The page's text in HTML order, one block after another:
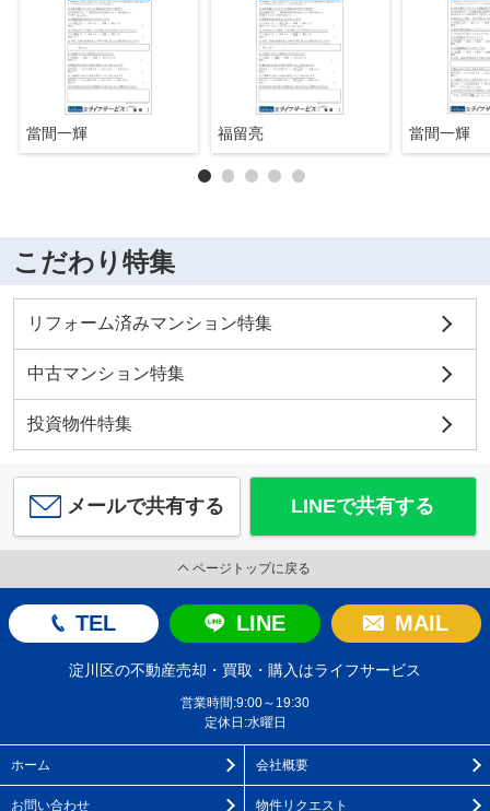
當間一輝 福留亮 當間一輝
こだわり特集
リフォーム済みマンション特集
中古マンション特集
投資物件特集
メールで共有する LINEで共有する
ページトップに戻る
TEL LINE MAIL
淀川区の不動産売却・買取・購入はライフサービス
営業時間:9:00～19:30
定休日:水曜日
ホーム 会社概要
お問い合わせ 物件リクエスト